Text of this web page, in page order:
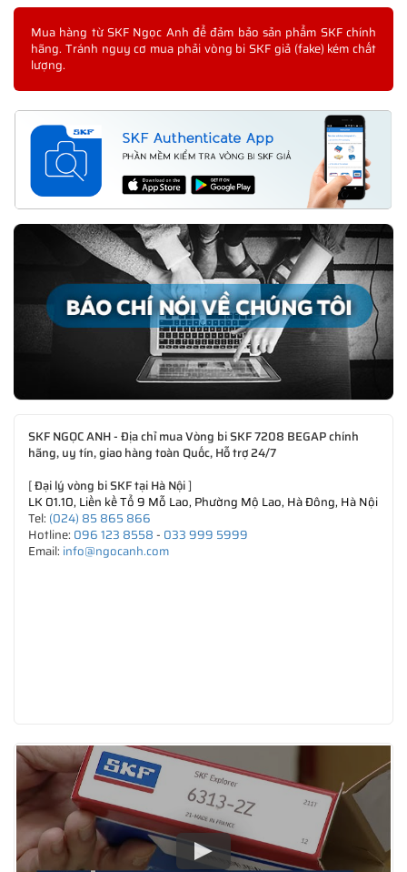
Mua hàng từ SKF Ngọc Anh để đảm bảo sản phẩm SKF chính
hãng. Tránh nguy cơ mua phải vòng bi SKF giả (fake) kém chất
lượng.
SKF NGỌC ANH - Địa chỉ mua Vòng bi SKF 7208 BEGAP chính
hãng, uy tín, giao hàng toàn Quốc, Hỗ trợ 24/7
[Đại lý vòng bi SKF tại Hà Nội]
LK 01.10, Liền kề Tổ 9 Mỗ Lao, Phường Mộ Lao, Hà Đông, Hà Nội
Tel: (024) 85 865 866
Hotline: 096 123 8558- 033 999 5999
Email: info@ngocanh.com